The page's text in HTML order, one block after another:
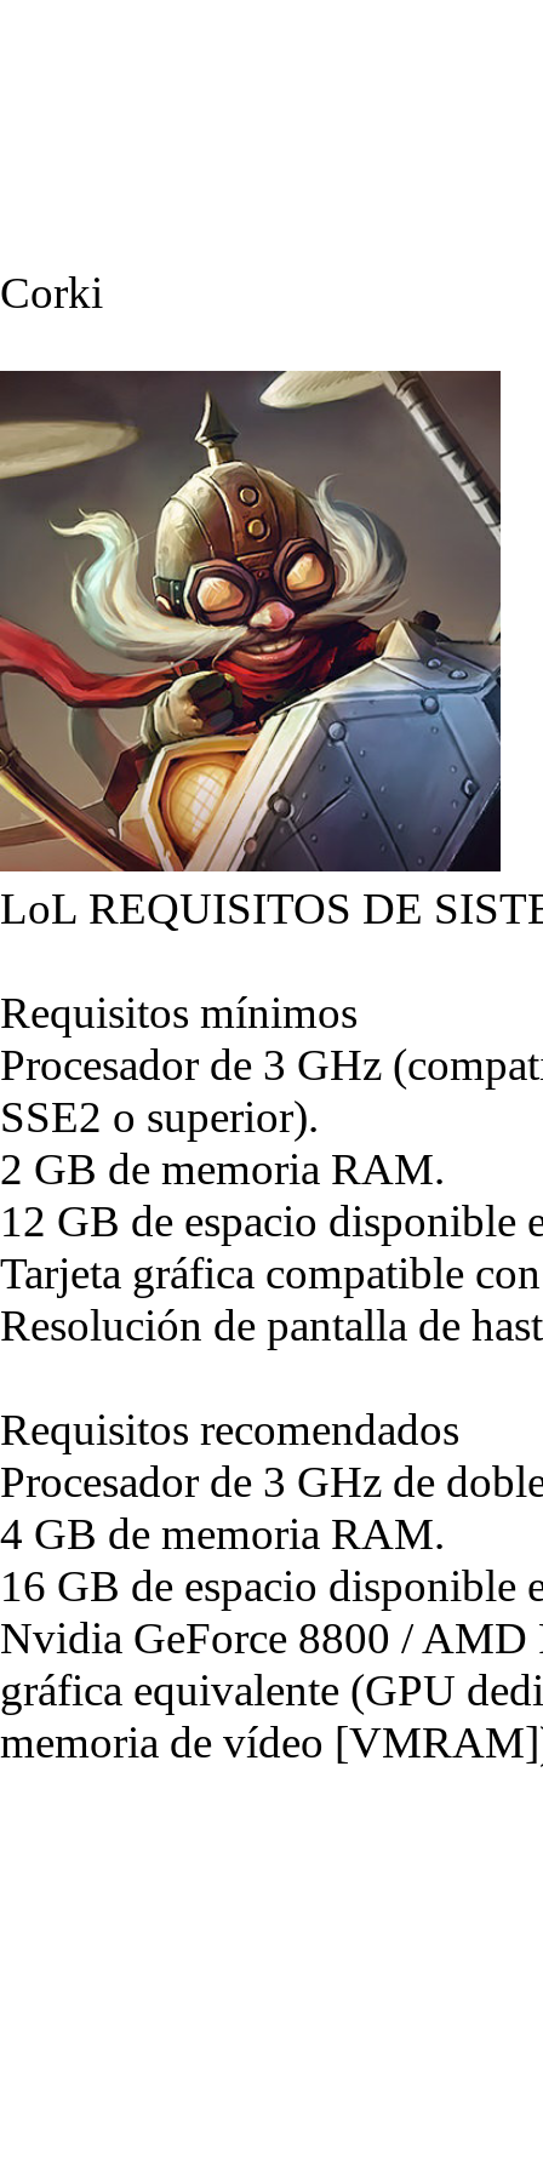
Corki
LoL REQUISITOS DE
Requisitos mínimos
Procesador de 3 GHz
SSE2 o superior).
2 GB de memoria RAM.
12 GB de espacio disponible
Tarjeta gráfica compatible
Resolución de pantalla de
Requisitos recomendados
Procesador de 3 GHz de
4 GB de memoria RAM.
16 GB de espacio disponible
Nvidia GeForce 8800 / AMD
gráfica equivalente (GPU
memoria de vídeo